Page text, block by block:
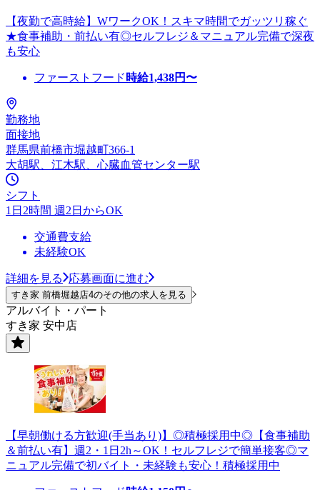
【夜勤で高時給】WワークOK！スキマ時間でガッツリ稼ぐ
★食事補助・前払い有◎セルフレジ＆マニュアル完備で深夜
も安心
ファーストフード 時給1,438円〜
勤務地
面接地
群馬県前橋市堀越町366-1
大胡駅、江木駅、心臓血管センター駅
シフト
1日2時間 週2日からOK
交通費支給
未経験OK
詳細を見る 応募画面に進む
すき家 前橋堀越店4のその他の求人を見る
アルバイト・パート
すき家 安中店
【早朝働ける方歓迎(手当あり)】◎積極採用中◎【食事補助
＆前払い有】週2・1日2h～OK！セルフレジで簡単接客◎マ
ニュアル完備で初バイト・未経験も安心！積極採用中